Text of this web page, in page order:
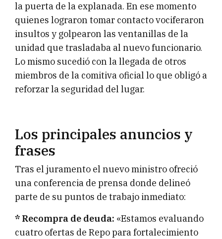
la puerta de la explanada. En ese momento
quienes lograron tomar contacto vociferaron
insultos y golpearon las ventanillas de la
unidad que trasladaba al nuevo funcionario.
Lo mismo sucedió con la llegada de otros
miembros de la comitiva oficial lo que obligó a
reforzar la seguridad del lugar.
Los principales anuncios y
frases
Tras el juramento el nuevo ministro ofreció
una conferencia de prensa donde delineó
parte de su puntos de trabajo inmediato:
* Recompra de deuda: «Estamos evaluando
cuatro ofertas de Repo para fortalecimiento